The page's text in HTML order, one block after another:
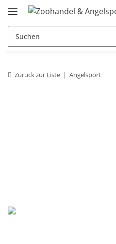
Zurück zur Liste Angelsport